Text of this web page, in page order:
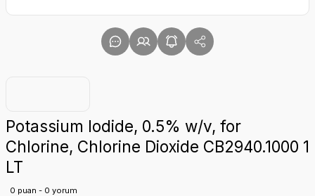
Potassium Iodide, 0.5% w/v, for
Chlorine, Chlorine Dioxide CB2940.1000 1
LT
0 puan - 0 yorum